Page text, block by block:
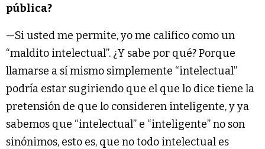
pública?
—Si usted me permite, yo me califico como un
“maldito intelectual”. ¿Y sabe por qué? Porque
llamarse a sí mismo simplemente “intelectual”
podría estar sugiriendo que el que lo dice tiene la
pretensión de que lo consideren inteligente, y ya
sabemos que “intelectual” e “inteligente” no son
sinónimos, esto es, que no todo intelectual es